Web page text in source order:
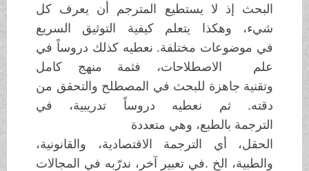
البحث إذ لا يستطيع المترجم أن يعرف
كل
شيء، وهكذا يتعلم كيفية التوثيق السريع
في موضوعات مختلفة. نعطيه كذلك دروساً في
علم الاصطلاحات، فثمة منهج كامل
وتقنية جاهزة للبحث في المصطلح والتحقق من
دقته. ثم نعطيه دروساً تدريبية، في
الترجمة بالطبع، وهي متعددة
الحقل، أي الترجمة الاقتصادية، والقانونية،
والطبية، الخ .في تعبير آخر، ندرّبه في المجالات